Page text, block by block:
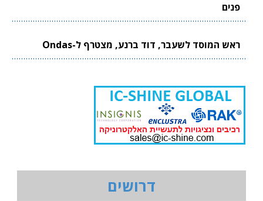
פנים
ראש המוסד לשעבר, דוד ברנע, מצטרף ל-Ondas
דרושים